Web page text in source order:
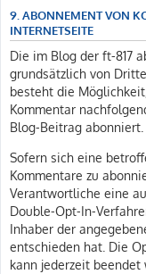
9. ABONNEMENT VON
INTERNETSEITE
Die im Blog der ft-817
grundsätzlich von
besteht die
Kommentar
Blog-Beitrag abonniert.
Sofern sich eine
Kommentare zu
Verantwortliche eine
Double-Opt-In-
Inhaber der
entschieden hat. Die
kann jederzeit beendet